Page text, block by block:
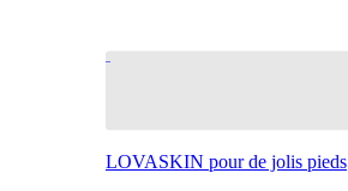
LOVASKIN pour de jolis pieds